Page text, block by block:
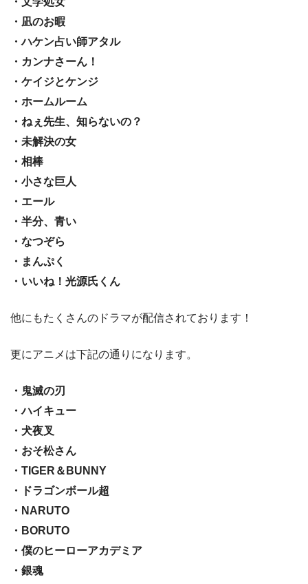
・凪のお暇
・ハケン占い師アタル
・カンナさーん！
・ケイジとケンジ
・ホームルーム
・ねぇ先生、知らないの？
・未解決の女
・相棒
・小さな巨人
・エール
・半分、青い
・なつぞら
・まんぷく
・いいね！光源氏くん
他にもたくさんのドラマが配信されております！
更にアニメは下記の通りになります。
・鬼滅の刃
・ハイキュー
・犬夜叉
・おそ松さん
・TIGER＆BUNNY
・ドラゴンボール超
・NARUTO
・BORUTO
・僕のヒーローアカデミア
・銀魂